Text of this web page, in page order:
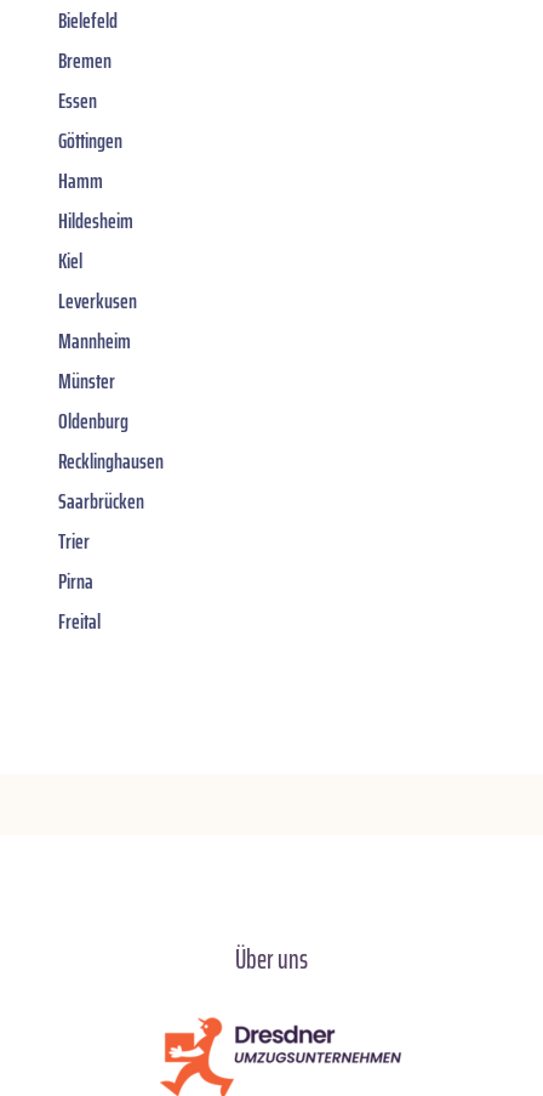
Bielefeld
Bremen
Essen
Göttingen
Hamm
Hildesheim
Kiel
Leverkusen
Mannheim
Münster
Oldenburg
Recklinghausen
Saarbrücken
Trier
Pirna
Freital
Über uns